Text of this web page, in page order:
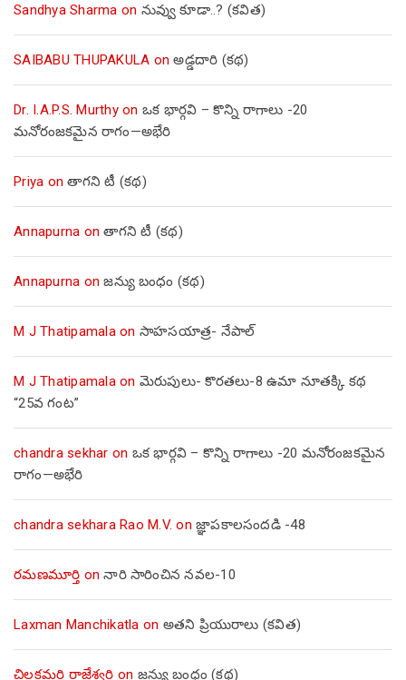
Sandhya Sharma on నువ్వు కూడా..? (కవిత)
SAIBABU THUPAKULA onఅడ్డదారి (కథ)
Dr. I.A.P.S. Murthyon ఒక భార్గవి – కొన్ని రాగాలు -20
మనోరంజకమైన రాగం—అభేరి
Priya onతాగని టీ (కథ)
Annapurna onతాగని టీ (కథ)
Annapurna onజన్యు బంధం (కథ)
M J Thatipamalaon సాహసయాత్ర- నేపాల్‌
M J Thatipamalaon మెరుపులు- కొరతలు-8 ఉమా నూతక్కి కథ
“25వ గంట”
chandra sekhar on ఒక భార్గవి – కొన్ని రాగాలు -20 మనోరంజకమైన
రాగం—అభేరి
chandra sekhara Rao M.V. on జ్ఞాపకాలసందడి -48
రమణమూర్తి onనారి సారించిన నవల-10
Laxman Manchikatla on అతని ప్రియురాలు (కవిత)
చిలకమర్రి రాజేశ్వరి on జన్యు బంధం (కథ)